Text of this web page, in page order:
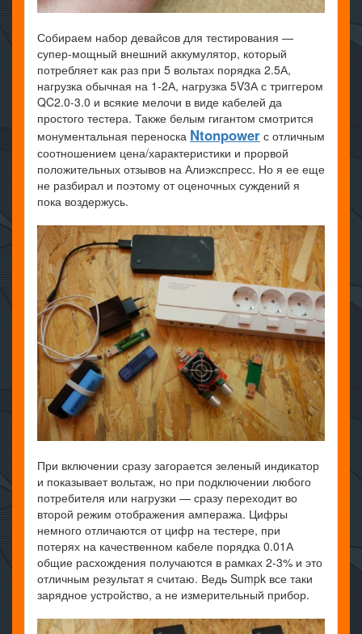
Собираем набор девайсов для тестирования —
супер-мощный внешний аккумулятор, который
потребляет как раз при 5 вольтах порядка 2.5А,
нагрузка обычная на 1-2А, нагрузка 5V3А с триггером
QC2.0-3.0 и всякие мелочи в виде кабелей да
простого тестера. Также белым гигантом смотрится
монументальная переноска Ntonpower с отличным
соотношением цена/характеристики и прорвой
положительных отзывов на Алиэкспресс. Но я ее еще
не разбирал и поэтому от оценочных суждений я
пока воздержусь.
При включении сразу загорается зеленый индикатор
и показывает вольтаж, но при подключении любого
потребителя или нагрузки — сразу переходит во
второй режим отображения ампеража. Цифры
немного отличаются от цифр на тестере, при
потерях на качественном кабеле порядка 0.01А
общие расхождения получаются в рамках 2-3% и это
отличным результат я считаю. Ведь Sumpk все таки
зарядное устройство, а не измерительный прибор.